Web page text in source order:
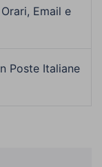
Email e
Poste Italiane